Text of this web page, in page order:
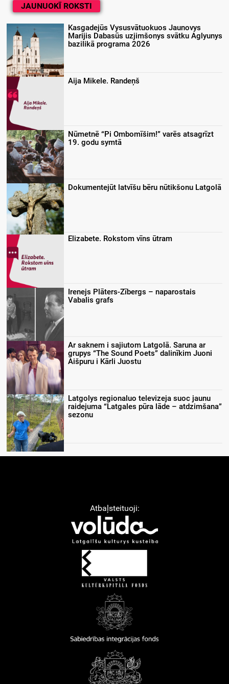
JAUNUOKĪ ROKSTI
Kasgadejūs Vysusvātuokuos Jaunovys
Marijis Dabasūs uzjimšonys svātku Aglyunys
bazilikā programa 2026
Aija Mikele. Randeņš
Nūmetnē “Pi Ombomīšim!” varēs atsagrīzt
19. godu symtā
Dokumentejūt latvīšu bēru nūtikšonu Latgolā
Elizabete. Rokstom vīns ūtram
Irenejs Plāters-Zībergs – naparostais
Vabalis grafs
Ar saknem i sajiutom Latgolā. Saruna ar
grupys “The Sound Poets” dalinīkim Juoni
Aišpuru i Kārli Juostu
Latgolys regionaluo televizeja suoc jaunu
raidejuma “Latgales pūra lāde – atdzimšana”
sezonu
Atbaļsteituoji: